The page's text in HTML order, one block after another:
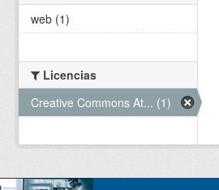
web (1)
Licencias
Creative Commons At... (1)